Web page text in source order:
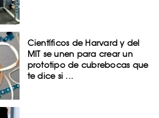
Científicos de Harvard y del
MIT se unen para crear un
prototipo de cubrebocas que
te dice si ...